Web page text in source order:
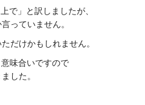
で」と訳しましたが、
っていません。
だけかもしれません。
味合いですので
した。